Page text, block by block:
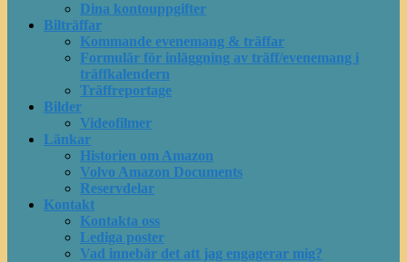
Dina kontouppgifter
Bilträffar
Kommande evenemang & träffar
Formulär för inläggning av träff/evenemang i
träffkalendern
Träffreportage
Bilder
Videofilmer
Länkar
Historien om Amazon
Volvo Amazon Documents
Reservdelar
Kontakt
Kontakta oss
Lediga poster
Vad innebär det att jag engagerar mig?